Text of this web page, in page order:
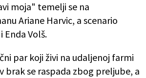
moja" temelji se na
Ariane Harvic, a scenario
Enda Volš.
par koji živi na udaljenoj farmi
brak se raspada zbog preljube, a